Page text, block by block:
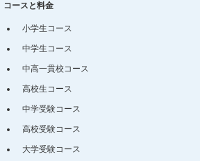
コースと料金
小学生コース
中学生コース
中高一貫校コース
高校生コース
中学受験コース
高校受験コース
大学受験コース